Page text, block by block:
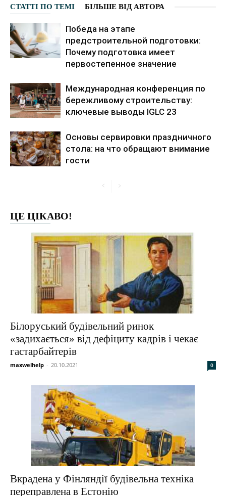
СТАТТІ ПО ТЕМІ БІЛЬШЕ ВІД АВТОРА
Победа на этапе
предстроительной подготовки:
Почему подготовка имеет
первостепенное значение
Международная конференция по
бережливому строительству:
ключевые выводы IGLC 23
Основы сервировки праздничного
стола: на что обращают внимание
гости
ЦЕ ЦІКАВО!
Білоруський будівельний ринок
«задихається» від дефіциту кадрів і чекає
гастарбайтерів
maxwelhelp - 20.10.2021 0
Вкрадена у Фінляндії будівельна техніка
переправлена в Естонію